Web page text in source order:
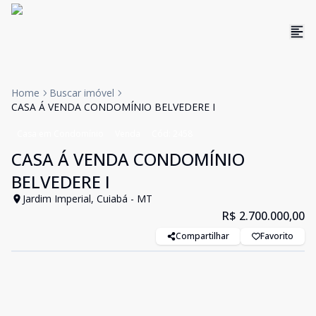
Home
Buscar imóvel
CASA Á VENDA CONDOMÍNIO BELVEDERE I
CASA Á VENDA CONDOMÍNIO
BELVEDERE I
Jardim Imperial, Cuiabá - MT
R$ 2.700.000,00
Compartilhar Favorito